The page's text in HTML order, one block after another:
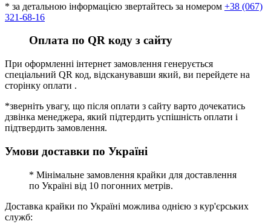
* за детальною інформацією звертайтесь за номером +38 (067)
321-68-16
Оплата по QR коду з сайту
При оформленні інтернет замовлення генерується
спеціальний QR код, відсканувавши який, ви перейдете на
сторінку оплати .
*зверніть увагу, що після оплати з сайту варто дочекатись
дзвінка менеджера, який підтердить успішність оплати і
підтвердить замовлення.
Умови доставки по Україні
* Мінімальне замовлення крайки для доставлення
по Україні від 10 погонних метрів.
Доставка крайки по Україні можлива однією з кур'єрських
служб: